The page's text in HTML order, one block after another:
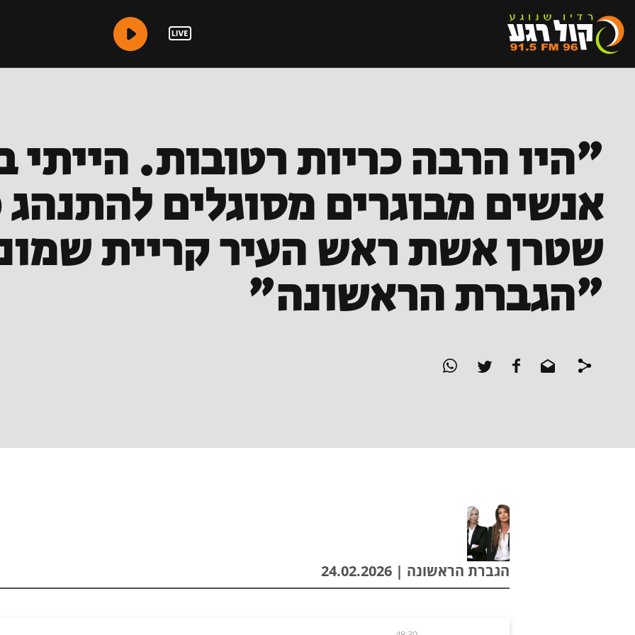
"היו הרבה כריות רטובות. הייתי
אנשים מבוגרים מסוגלים
שטרן אשת ראש העיר קריית
"הגברת הראשונה"
הגברת הראשונה | 24.02.2026